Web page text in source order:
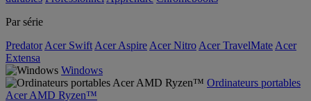
Par série
Predator Acer Swift Acer Aspire Acer Nitro Acer TravelMate Acer
Extensa
Windows
Ordinateurs portables
Acer AMD Ryzen™